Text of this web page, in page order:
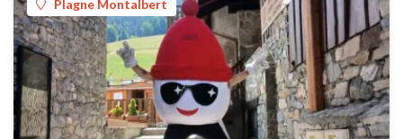
Plagne Montalbert